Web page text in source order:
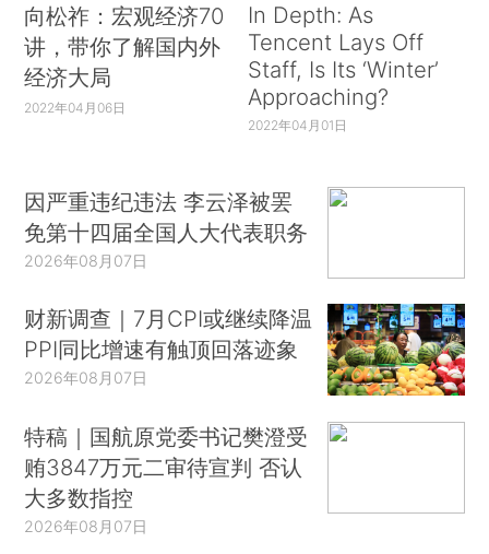
向松祚：宏观经济70
讲，带你了解国内外
经济大局
2022年04月06日
In Depth: As
Tencent Lays Off
Staff, Is Its ‘Winter’
Approaching?
2022年04月01日
因严重违纪违法 李云泽被罢
免第十四届全国人大代表职务
2026年08月07日
财新调查｜7月CPI或继续降温
PPI同比增速有触顶回落迹象
2026年08月07日
特稿｜国航原党委书记樊澄受
贿3847万元二审待宣判 否认
大多数指控
2026年08月07日